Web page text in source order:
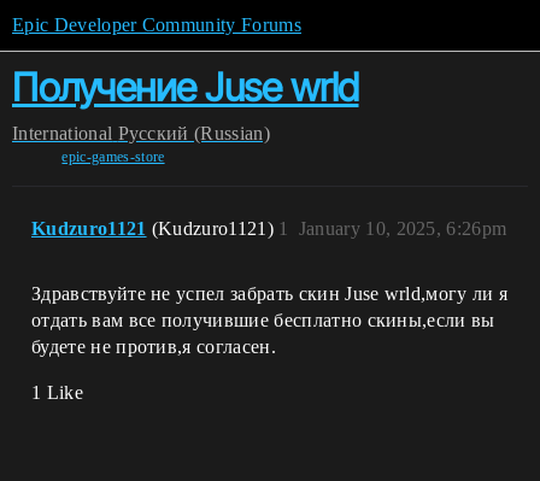
Epic Developer Community Forums
Получение Juse wrld
International Pусский (Russian)
epic-games-store
Kudzuro1121 (Kudzuro1121) January 10, 2025, 6:26pm
1
Здравствуйте не успел забрать скин Juse wrld,могу ли я
отдать вам все получившие бесплатно скины,если вы
будете не против,я согласен.
1 Like